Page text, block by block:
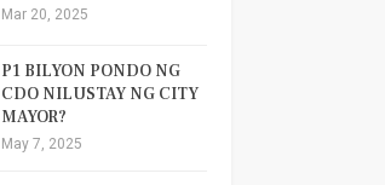
Mar 20, 2025
P1 BILYON PONDO NG
CDO NILUSTAY NG CITY
MAYOR?
May 7, 2025